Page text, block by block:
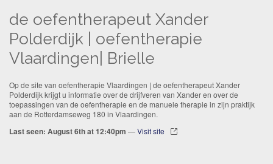
de oefentherapeut Xander
Polderdijk | oefentherapie
Vlaardingen| Brielle
Op de site van oefentherapie Vlaardingen | de oefentherapeut Xander
Polderdijk krijgt u informatie over de drijfveren van Xander en over de
toepassingen van de oefentherapie en de manuele therapie in zijn praktijk
aan de Rotterdamseweg 180 in Vlaardingen.
Last seen: August 6th at 12:40pm —Visit site